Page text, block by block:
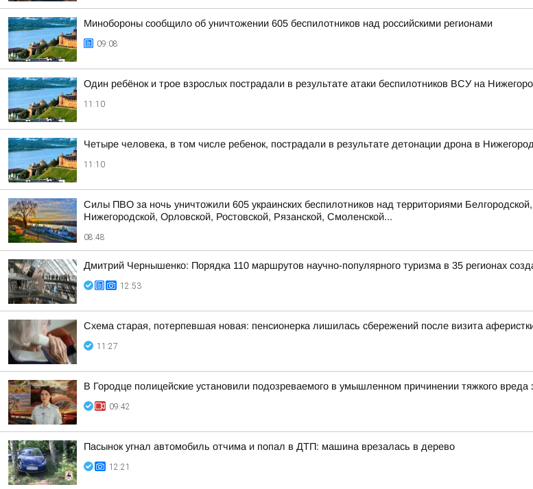
Минобороны сообщило об уничтожении 605 беспилотников над российскими регионами
09:08
Один ребёнок и трое взрослых пострадали в результате атаки беспилотников ВСУ на
11:10
Четыре человека, в том числе ребенок, пострадали в результате детонации дрона в
11:10
Силы ПВО за ночь уничтожили 605 украинских беспилотников над территориями
Нижегородской, Орловской, Ростовской, Рязанской, Смоленской...
08:48
Дмитрий Чернышенко: Порядка 110 маршрутов научно-популярного туризма в 35 регионах
12:53
Схема старая, потерпевшая новая: пенсионерка лишилась сбережений после визита
11:27
В Городце полицейские установили подозреваемого в умышленном причинении тяжкого вреда
09:42
Пасынок угнал автомобиль отчима и попал в ДТП: машина врезалась в дерево
12:21